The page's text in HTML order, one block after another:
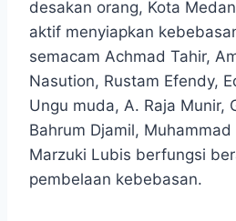
desakan orang, Kota
aktif menyiapkan
semacam Achmad Tahir,
Nasution, Rustam Efendy,
Ungu muda, A. Raja Munir,
Bahrum Djamil,
Marzuki Lubis berfungsi
pembelaan kebebasan.